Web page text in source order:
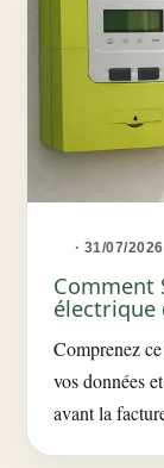
· 31/07/2026
Comment
électrique
Comprenez
vos données
avant la